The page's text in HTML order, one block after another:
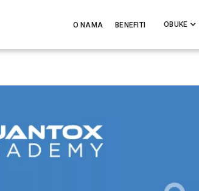
O NAMA BENEFITI OBUKE